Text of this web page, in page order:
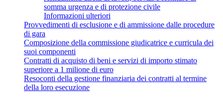
somma urgenza e di protezione civile
Informazioni ulteriori
Provvedimenti di esclusione e di ammissione dalle procedure
di gara
Composizione della commissione giudicatrice e curricula dei
suoi componenti
Contratti di acquisto di beni e servizi di importo stimato
superiore a 1 milione di euro
Resoconti della gestione finanziaria dei contratti al termine
della loro esecuzione